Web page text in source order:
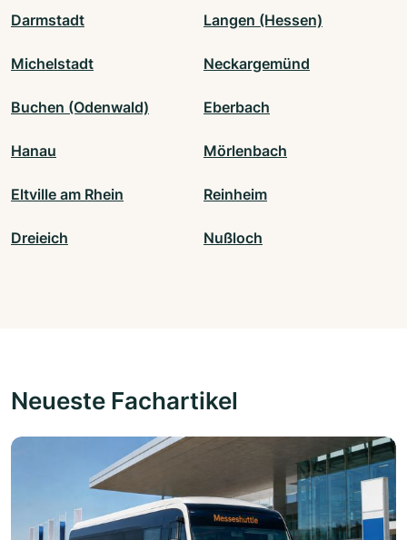
Darmstadt Langen (Hessen)
Michelstadt Neckargemünd
Buchen (Odenwald) Eberbach
Hanau Mörlenbach
Eltville am Rhein Reinheim
Dreieich Nußloch
Neueste Fachartikel